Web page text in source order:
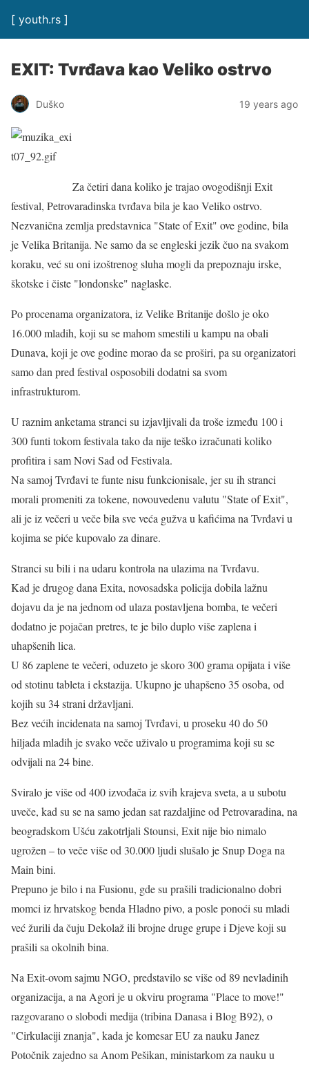
[ youth.rs ]
EXIT: Tvrđava kao Veliko ostrvo
Duško 19 years ago
Za četiri dana koliko je trajao ovogodišnji Exit
festival, Petrovaradinska tvrđava bila je kao Veliko ostrvo.
Nezvanična zemlja predstavnica "State of Exit" ove godine, bila
je Velika Britanija. Ne samo da se engleski jezik čuo na svakom
koraku, već su oni izoštrenog sluha mogli da prepoznaju irske,
škotske i čiste "londonske" naglaske.
Po procenama organizatora, iz Velike Britanije došlo je oko
16.000 mladih, koji su se mahom smestili u kampu na obali
Dunava, koji je ove godine morao da se proširi, pa su organizatori
samo dan pred festival osposobili dodatni sa svom
infrastrukturom.
U raznim anketama stranci su izjavljivali da troše između 100 i
300 funti tokom festivala tako da nije teško izračunati koliko
profitira i sam Novi Sad od Festivala.
Na samoj Tvrđavi te funte nisu funkcionisale, jer su ih stranci
morali promeniti za tokene, novouvedenu valutu "State of Exit",
ali je iz večeri u veče bila sve veća gužva u kafićima na Tvrđavi u
kojima se piće kupovalo za dinare.
Stranci su bili i na udaru kontrola na ulazima na Tvrđavu.
Kad je drugog dana Exita, novosadska policija dobila lažnu
dojavu da je na jednom od ulaza postavljena bomba, te večeri
dodatno je pojačan pretres, te je bilo duplo više zaplena i
uhapšenih lica.
U 86 zaplene te večeri, oduzeto je skoro 300 grama opijata i više
od stotinu tableta i ekstazija. Ukupno je uhapšeno 35 osoba, od
kojih su 34 strani državljani.
Bez većih incidenata na samoj Tvrđavi, u proseku 40 do 50
hiljada mladih je svako veče uživalo u programima koji su se
odvijali na 24 bine.
Sviralo je više od 400 izvođača iz svih krajeva sveta, a u subotu
uveče, kad su se na samo jedan sat razdaljine od Petrovaradina, na
beogradskom Ušću zakotrljali Stounsi, Exit nije bio nimalo
ugrožen – to veče više od 30.000 ljudi slušalo je Snup Doga na
Main bini.
Prepuno je bilo i na Fusionu, gde su prašili tradicionalno dobri
momci iz hrvatskog benda Hladno pivo, a posle ponoći su mladi
već žurili da čuju Dekolaž ili brojne druge grupe i Djeve koji su
prašili sa okolnih bina.
Na Exit-ovom sajmu NGO, predstavilo se više od 89 nevladinih
organizacija, a na Agori je u okviru programa "Place to move!"
razgovarano o slobodi medija (tribina Danasa i Blog B92), o
"Cirkulaciji znanja", kada je komesar EU za nauku Janez
Potočnik zajedno sa Anom Pešikan, ministarkom za nauku u